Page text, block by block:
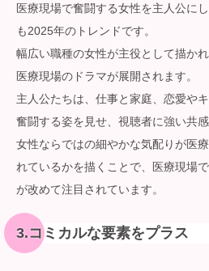
医療現場で奮闘する女性を主人公に
も2025年のトレンドです。
幅広い職種の女性が主役として描か
医療現場のドラマが展開されます。
主人公たちは、仕事と家庭、恋愛や
奮闘する姿を見せ、視聴者に強い共感
女性ならではの細やかな気配りが医
れているかを描くことで、医療現場
が改めて注目されています。
3.コミカルな要素をプラス